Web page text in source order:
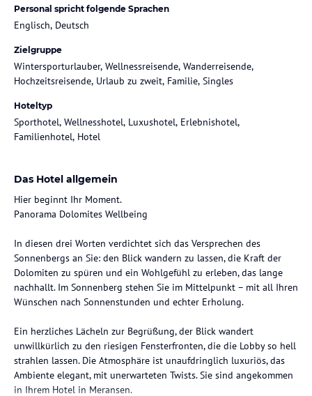
Personal spricht folgende Sprachen
Englisch, Deutsch
Zielgruppe
Wintersporturlauber, Wellnessreisende, Wanderreisende,
Hochzeitsreisende, Urlaub zu zweit, Familie, Singles
Hoteltyp
Sporthotel, Wellnesshotel, Luxushotel, Erlebnishotel,
Familienhotel, Hotel
Das Hotel allgemein
Hier beginnt Ihr Moment.
Panorama Dolomites Wellbeing
In diesen drei Worten verdichtet sich das Versprechen des
Sonnenbergs an Sie: den Blick wandern zu lassen, die Kraft der
Dolomiten zu spüren und ein Wohlgefühl zu erleben, das lange
nachhallt. Im Sonnenberg stehen Sie im Mittelpunkt – mit all Ihren
Wünschen nach Sonnenstunden und echter Erholung.
Ein herzliches Lächeln zur Begrüßung, der Blick wandert
unwillkürlich zu den riesigen Fensterfronten, die die Lobby so hell
strahlen lassen. Die Atmosphäre ist unaufdringlich luxuriös, das
Ambiente elegant, mit unerwarteten Twists. Sie sind angekommen
in Ihrem Hotel in Meransen.